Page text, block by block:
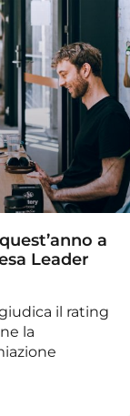
a
Leader
il rating
la